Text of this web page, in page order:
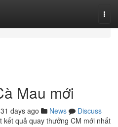
Mau mới
31 days ago News
Discuss
kết quả quay thưởng CM mới nhất